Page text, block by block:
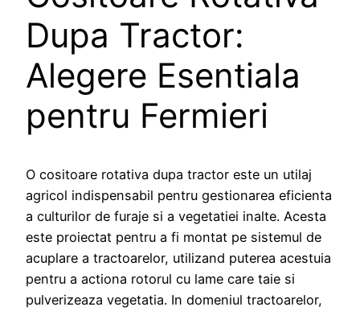
Dupa Tractor:
Alegere Esentiala
pentru Fermieri
O cositoare rotativa dupa tractor este un utilaj
agricol indispensabil pentru gestionarea eficienta
a culturilor de furaje si a vegetatiei inalte. Acesta
este proiectat pentru a fi montat pe sistemul de
acuplare a tractoarelor, utilizand puterea acestuia
pentru a actiona rotorul cu lame care taie si
pulverizeaza vegetatia. In domeniul tractoarelor,